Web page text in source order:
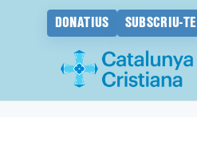
DONATIUS SUBSCRIU-TE